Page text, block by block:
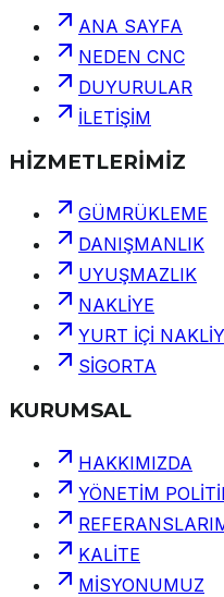
ANA SAYFA
NEDEN CNC
DUYURULAR
İLETİŞİM
HİZMETLERİMİZ
GÜMRÜKLEME
DANIŞMANLIK
UYUŞMAZLIK
NAKLİYE
YURT İÇİ
SİGORTA
KURUMSAL
HAKKIMIZDA
YÖNETİM
KALİTE
MİSYONUMUZ